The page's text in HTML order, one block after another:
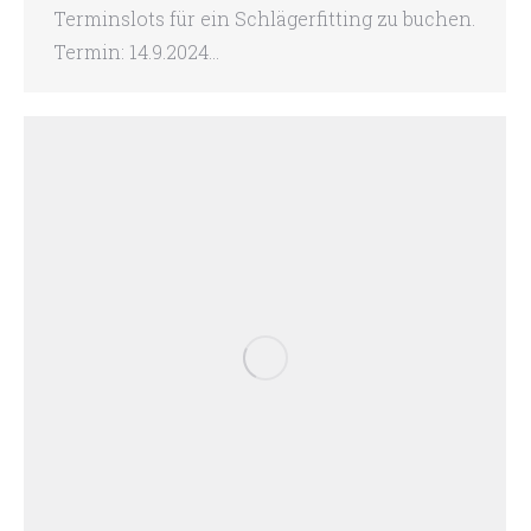
Terminslots für ein Schlägerfitting zu buchen.
Termin: 14.9.2024…